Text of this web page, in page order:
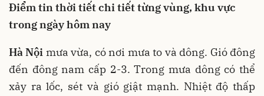
Điểm tin thời tiết chi tiết từng vùng, khu vực
trong ngày hôm nay
Hà Nội mưa vừa, có nơi mưa to và dông. Gió đông
đến đông nam cấp 2-3. Trong mưa dông có thể
xảy ra lốc, sét và gió giật mạnh. Nhiệt độ thấp